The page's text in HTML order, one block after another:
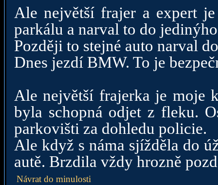
Ale největší frajer a expert
parkálu a narval to do
Později to stejné auto narval
Dnes jezdí BMW. To je
Ale největší frajerka je moje
byla schopná odjet z fleku.
parkovišti za dohledu policie.
Ale když s náma sjížděla do
autě. Brzdila vždy hrozně
Návrat do minulosti